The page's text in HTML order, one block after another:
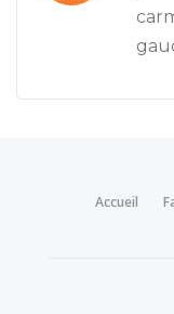
Accueil